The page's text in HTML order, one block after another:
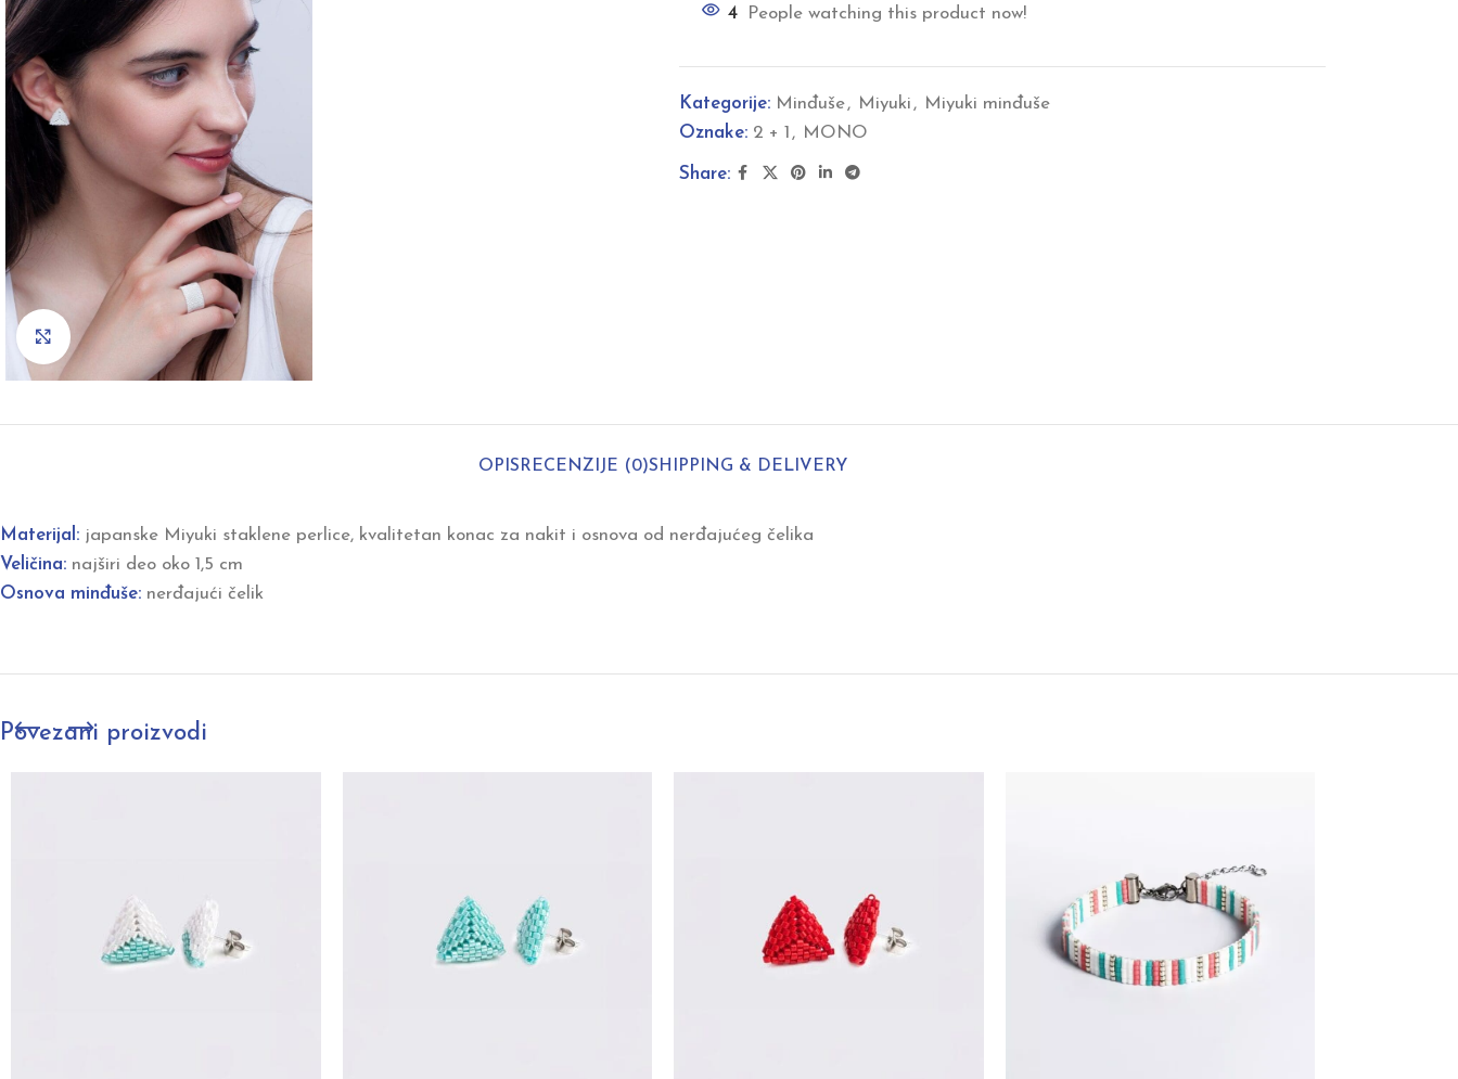
Click to enlarge
4 People watching this product now!
Kategorije: Minđuše, Miyuki , Miyuki minđuše
Oznake: 2 + 1 , MONO
Share:
OPIS RECENZIJE (0)SHIPPING & DELIVERY
Materijal: japanske Miyuki staklene perlice, kvalitetan konac za nakit i osnova od nerđajućeg čelika
Veličina: najširi deo oko 1,5 cm
Osnova minđuše: nerđajući čelik
Povezani proizvodi